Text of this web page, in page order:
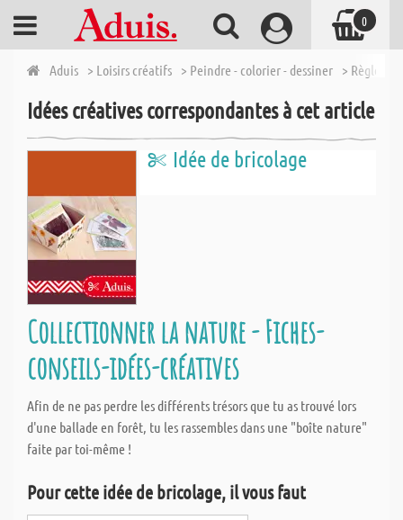
Aduis > Loisirs créatifs > Peindre - colorier - dessiner > Règle,
Idées créatives correspondantes à cet article
Idée de bricolage
Collectionner la nature - Fiches-
conseils-idées-créatives
Afin de ne pas perdre les différents trésors que tu as trouvé lors
d'une ballade en forêt, tu les rassembles dans une "boîte nature"
faite par toi-même !
Pour cette idée de bricolage, il vous faut
0